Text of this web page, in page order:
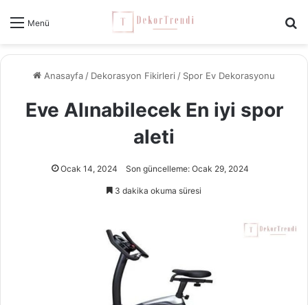
Menü
Anasayfa/ Dekorasyon Fikirleri / Spor Ev Dekorasyonu
Eve Alınabilecek En iyi spor
aleti
Ocak 14, 2024 Son güncelleme: Ocak 29, 2024
3 dakika okuma süresi